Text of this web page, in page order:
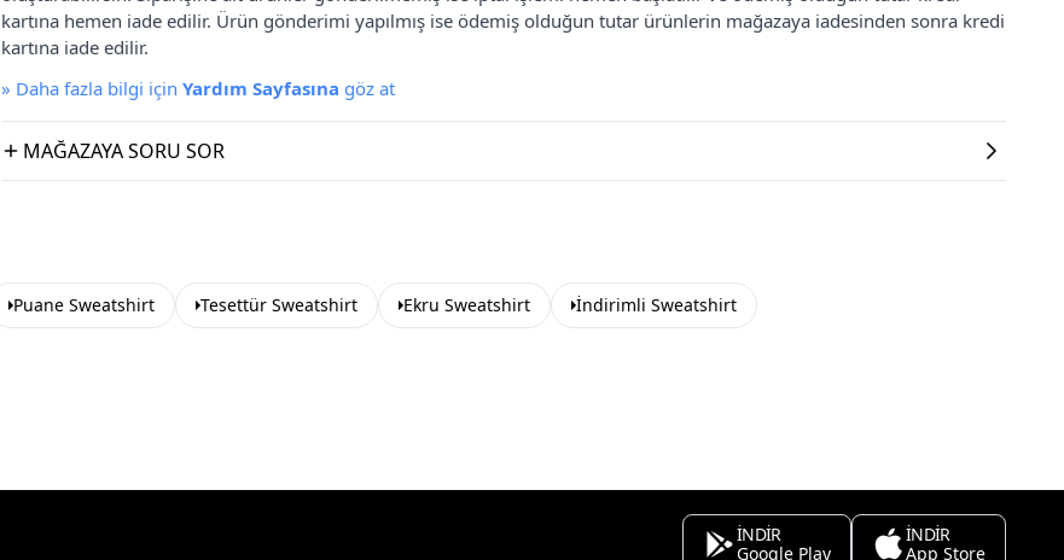
kartına hemen iade edilir. Ürün gönderimi yapılmış ise ödemiş olduğun tutar ürünlerin mağazaya iadesinden sonra kredi
kartına iade edilir.
» Daha fazla bilgi için Yardım Sayfasına göz at
MAĞAZAYA SORU SOR
Puane Sweatshirt Tesettür Sweatshirt Ekru Sweatshirt İndirimli Sweatshirt
İNDİR
Google Play
İNDİR
App Store